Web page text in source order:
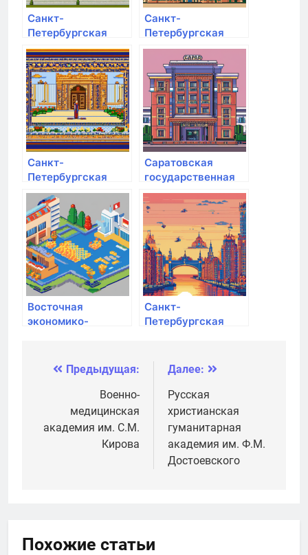
Санкт-
Петербургская
академия
художеств им.
Ильи Репина
Санкт-
Петербургская
академия милиции
им. Н.А. Щёлокова
Санкт-
Петербургская
академия
художеств им.
Ильи Репина
Саратовская
государственная
юридическая
академия
Восточная
экономико-
академия
Санкт-
Петербургская
комитета РФ
Навигация
записям
Предыдущая:
Военно-
медицинская
академия им. С.М.
Кирова
Далее:
Русская
христианская
гуманитарная
академия им. Ф.М.
Достоевского
Похожие статьи